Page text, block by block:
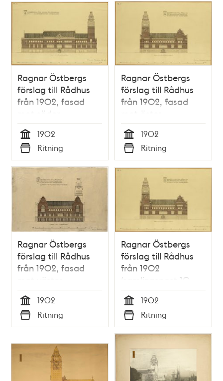
Ragnar Östbergs
förslag till Rådhus
från 1902, fasad
mot söder
Tid
1902
Typ
Ritning
Ragnar Östbergs
förslag till Rådhus
från 1902, fasad
mot öster
Tid
1902
Typ
Ritning
Ragnar Östbergs
förslag till Rådhus
från 1902, fasad
mot väster
Tid
1902
Typ
Ritning
Ragnar Östbergs
förslag till Rådhus
från 1902
(samlingspost 10
ritningar)
Tid
1902
Typ
Ritning